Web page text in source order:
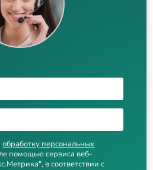
обработку персональных
помощью сервиса веб-
в соответствии с